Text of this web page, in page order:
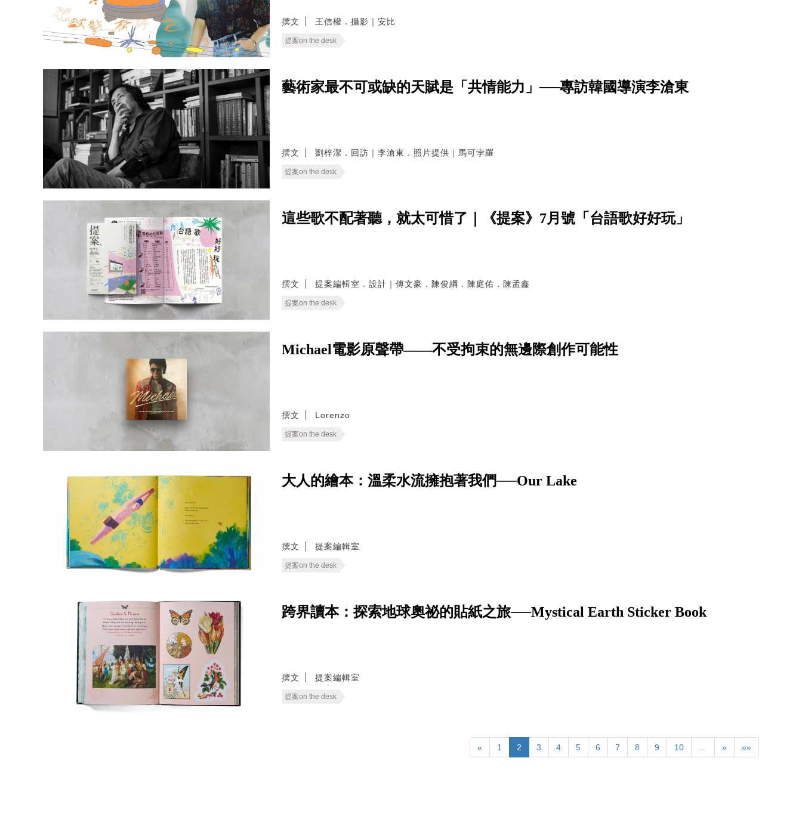
撰文 王信權．攝影｜安比
提案on the desk
藝術家最不可或缺的天賦是「共情能力」──專訪韓國導演李滄東
撰文 劉梓潔．回訪｜李滄東．照片提供｜馬可孛羅
提案on the desk
這些歌不配著聽，就太可惜了｜《提案》7月號「台語歌好好玩」
撰文 提案編輯室．設計｜傅文豪．陳俊綱．陳庭佑．陳孟鑫
提案on the desk
Michael電影原聲帶——不受拘束的無邊際創作可能性
撰文 Lorenzo
提案on the desk
大人的繪本：溫柔水流擁抱著我們──Our Lake
撰文 提案編輯室
提案on the desk
跨界讀本：探索地球奧祕的貼紙之旅──Mystical Earth Sticker Book
撰文 提案編輯室
提案on the desk
« 1 2 3 4 5 6 7 8 9 10 … » »»